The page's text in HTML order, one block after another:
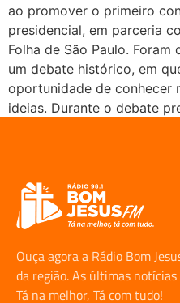
ao promover o primeiro
presidencial, em parceria
Folha de São Paulo. Foram
um debate histórico, em
oportunidade de conhecer
ideias. Durante o debate
Ouça agora a Rádio Bom
da região. As últimas
Tá na melhor, Tá com tudo!